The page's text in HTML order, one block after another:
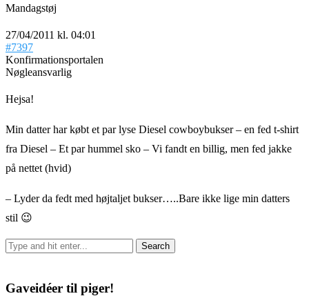
Mandagstøj
27/04/2011 kl. 04:01
#7397
Konfirmationsportalen
Nøgleansvarlig
Hejsa!
Min datter har købt et par lyse Diesel cowboybukser – en fed t-shirt
fra Diesel – Et par hummel sko – Vi fandt en billig, men fed jakke
på nettet (hvid)
– Lyder da fedt med højtaljet bukser…..Bare ikke lige min datters
stil 😉
Gaveidéer til piger!